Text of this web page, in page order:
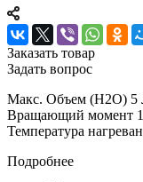
Заказать товар
Задать вопрос
Макс. Объем (H2O) 5
Вращающий момент
Температура
Подробнее